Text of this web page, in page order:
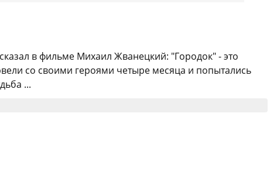
в фильме Михаил Жванецкий: "Городок" - это
со своими героями четыре месяца и попытались
...